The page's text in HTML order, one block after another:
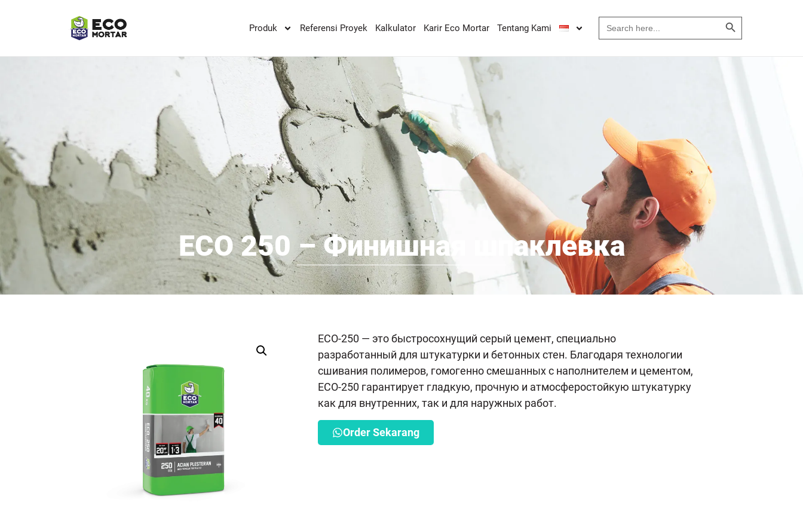
Produk Referensi Proyek Kalkulator Karir Eco Mortar Tentang Kami
for:
Search Button
ECO 250 – Финишная шпаклевка
ECO-250 — это быстросохнущий серый цемент, специально
разработанный для штукатурки и бетонных стен. Благодаря технологии
сшивания полимеров, гомогенно смешанных с наполнителем и цементом,
ECO-250 гарантирует гладкую, прочную и атмосферостойкую штукатурку
как для внутренних, так и для наружных работ.
Order Sekarang